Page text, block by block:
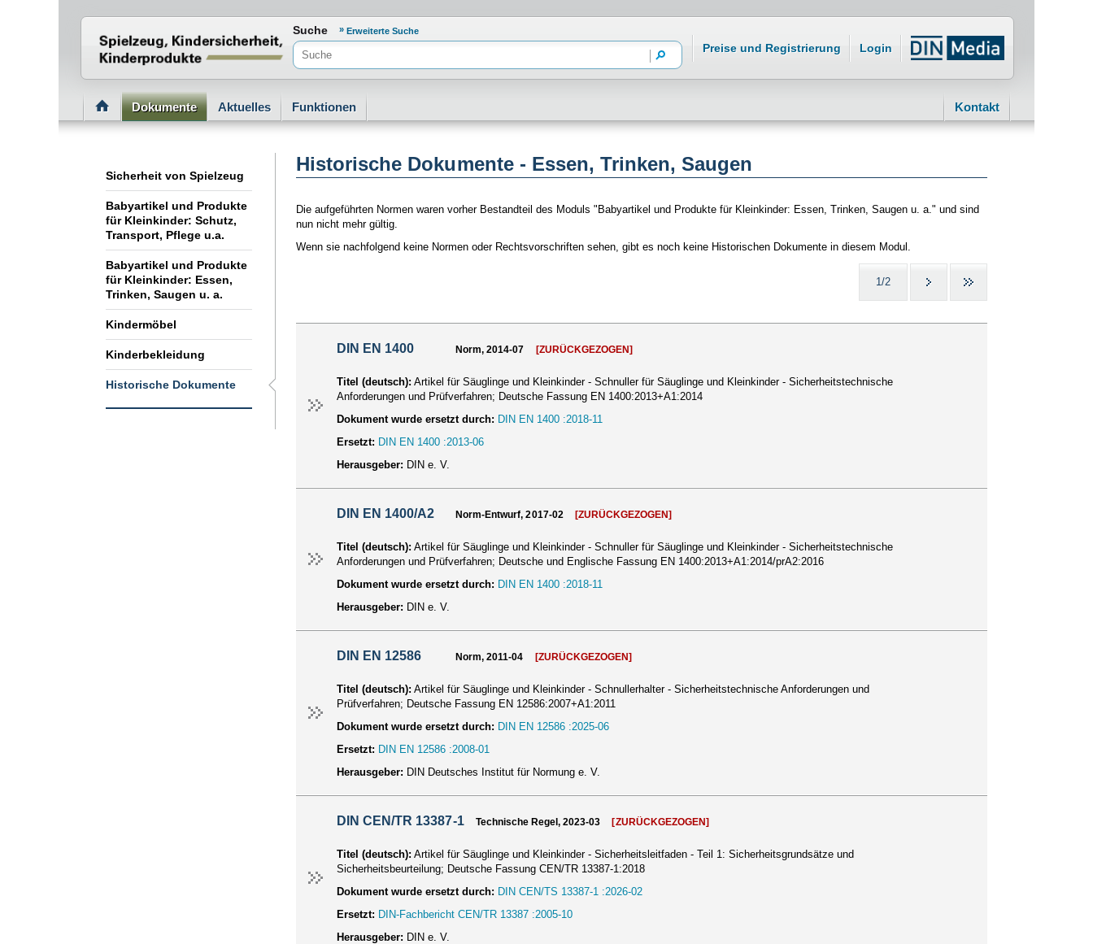
Normenportal Barrierefreiheit
Suche Erweiterte Suche
Preise und Registrierung Login
Dokumente Aktuelles Funktionen Kontakt
Sicherheit von Spielzeug
Babyartikel und Produkte
für Kleinkinder: Schutz,
Transport, Pflege u.a.
Babyartikel und Produkte
für Kleinkinder: Essen,
Trinken, Saugen u. a.
Kindermöbel
Kinderbekleidung
Historische Dokumente
Historische Dokumente - Essen, Trinken, Saugen
Die aufgeführten Normen waren vorher Bestandteil des Moduls "Babyartikel und Produkte für Kleinkinder: Essen, Trinken, Saugen u. a." und sind
nun nicht mehr gültig.
Wenn sie nachfolgend keine Normen oder Rechtsvorschriften sehen, gibt es noch keine Historischen Dokumente in diesem Modul.
1/2
DIN EN 1400 Norm, 2014-07 [ZURÜCKGEZOGEN]
Titel (deutsch): Artikel für Säuglinge und Kleinkinder - Schnuller für Säuglinge und Kleinkinder - Sicherheitstechnische
Anforderungen und Prüfverfahren; Deutsche Fassung EN 1400:2013+A1:2014
Dokument wurde ersetzt durch: DIN EN 1400 :2018-11
Ersetzt: DIN EN 1400 :2013-06
Herausgeber: DIN e. V.
DIN EN 1400/A2 Norm-Entwurf, 2017-02 [ZURÜCKGEZOGEN]
Titel (deutsch): Artikel für Säuglinge und Kleinkinder - Schnuller für Säuglinge und Kleinkinder - Sicherheitstechnische
Anforderungen und Prüfverfahren; Deutsche und Englische Fassung EN 1400:2013+A1:2014/prA2:2016
Dokument wurde ersetzt durch: DIN EN 1400 :2018-11
Herausgeber: DIN e. V.
DIN EN 12586 Norm, 2011-04 [ZURÜCKGEZOGEN]
Titel (deutsch): Artikel für Säuglinge und Kleinkinder - Schnullerhalter - Sicherheitstechnische Anforderungen und
Prüfverfahren; Deutsche Fassung EN 12586:2007+A1:2011
Dokument wurde ersetzt durch: DIN EN 12586 :2025-06
Ersetzt: DIN EN 12586 :2008-01
Herausgeber: DIN Deutsches Institut für Normung e. V.
DIN CEN/TR 13387-1 Technische Regel, 2023-03 [ZURÜCKGEZOGEN]
Titel (deutsch): Artikel für Säuglinge und Kleinkinder - Sicherheitsleitfaden - Teil 1: Sicherheitsgrundsätze und
Sicherheitsbeurteilung; Deutsche Fassung CEN/TR 13387-1:2018
Dokument wurde ersetzt durch: DIN CEN/TS 13387-1 :2026-02
Ersetzt: DIN-Fachbericht CEN/TR 13387 :2005-10
Herausgeber: DIN e. V.